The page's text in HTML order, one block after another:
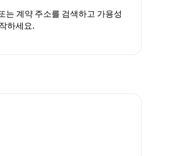
는 계약 주소를 검색하고 가용성
하세요.